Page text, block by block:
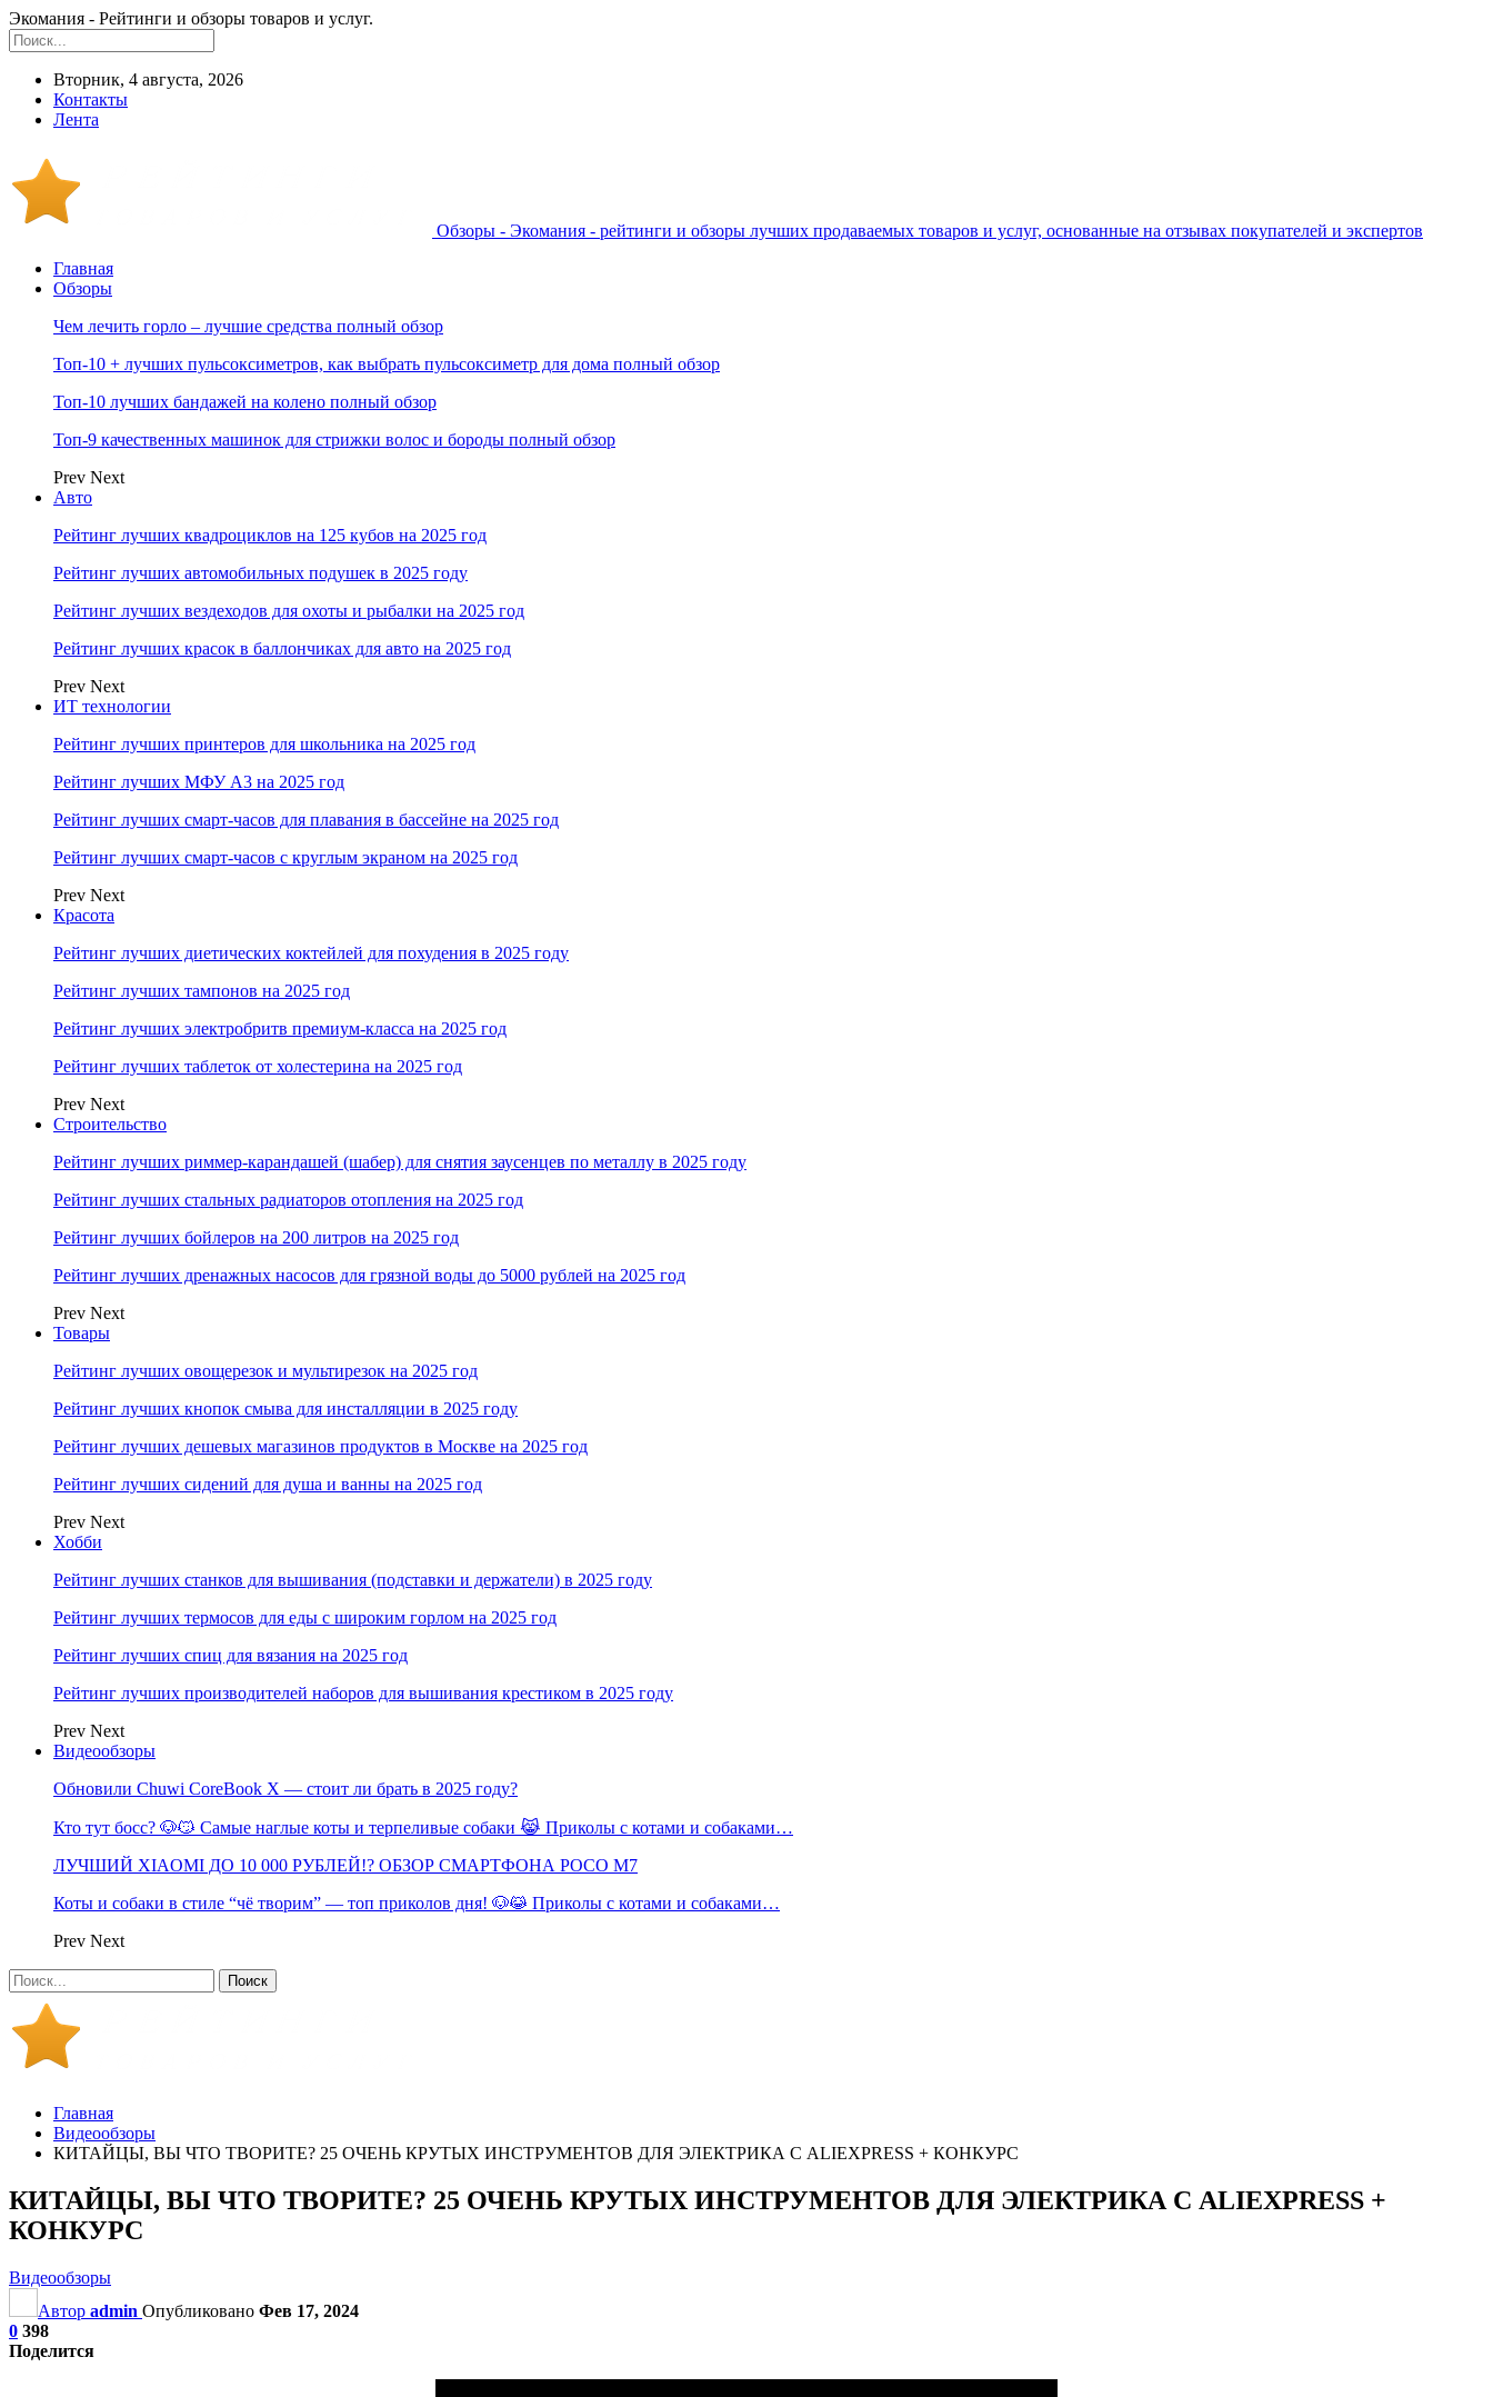
Экомания - Рейтинги и обзоры товаров и услуг.
Вторник, 4 августа, 2026
Контакты
Лента
Обзоры - Экомания - рейтинги и обзоры лучших продаваемых товаров и услуг, основанные на отзывах покупателей и экспертов
Главная
Обзоры
Чем лечить горло – лучшие средства полный обзор
Топ-10 + лучших пульсоксиметров, как выбрать пульсоксиметр для дома полный обзор
Топ-10 лучших бандажей на колено полный обзор
Топ-9 качественных машинок для стрижки волос и бороды полный обзор
Prev Next
Авто
Рейтинг лучших квадроциклов на 125 кубов на 2025 год
Рейтинг лучших автомобильных подушек в 2025 году
Рейтинг лучших вездеходов для охоты и рыбалки на 2025 год
Рейтинг лучших красок в баллончиках для авто на 2025 год
Prev Next
ИТ технологии
Рейтинг лучших принтеров для школьника на 2025 год
Рейтинг лучших МФУ А3 на 2025 год
Рейтинг лучших смарт-часов для плавания в бассейне на 2025 год
Рейтинг лучших смарт-часов с круглым экраном на 2025 год
Prev Next
Красота
Рейтинг лучших диетических коктейлей для похудения в 2025 году
Рейтинг лучших тампонов на 2025 год
Рейтинг лучших электробритв премиум-класса на 2025 год
Рейтинг лучших таблеток от холестерина на 2025 год
Prev Next
Строительство
Рейтинг лучших риммер-карандашей (шабер) для снятия заусенцев по металлу в 2025 году
Рейтинг лучших стальных радиаторов отопления на 2025 год
Рейтинг лучших бойлеров на 200 литров на 2025 год
Рейтинг лучших дренажных насосов для грязной воды до 5000 рублей на 2025 год
Prev Next
Товары
Рейтинг лучших овощерезок и мультирезок на 2025 год
Рейтинг лучших кнопок смыва для инсталляции в 2025 году
Рейтинг лучших дешевых магазинов продуктов в Москве на 2025 год
Рейтинг лучших сидений для душа и ванны на 2025 год
Prev Next
Хобби
Рейтинг лучших станков для вышивания (подставки и держатели) в 2025 году
Рейтинг лучших термосов для еды с широким горлом на 2025 год
Рейтинг лучших спиц для вязания на 2025 год
Рейтинг лучших производителей наборов для вышивания крестиком в 2025 году
Prev Next
Видеообзоры
Обновили Chuwi CoreBook X — стоит ли брать в 2025 году?
Кто тут босс? 🐶😼 Самые наглые коты и терпеливые собаки 😹 Приколы с котами и собаками…
ЛУЧШИЙ XIAOMI ДО 10 000 РУБЛЕЙ!? ОБЗОР СМАРТФОНА POCO M7
Коты и собаки в стиле “чё творим” — топ приколов дня! 🐶😹 Приколы с котами и собаками…
Prev Next
Главная
Видеообзоры
КИТАЙЦЫ, ВЫ ЧТО ТВОРИТЕ? 25 ОЧЕНЬ КРУТЫХ ИНСТРУМЕНТОВ ДЛЯ ЭЛЕКТРИКА С ALIEXPRESS + КОНКУРС
КИТАЙЦЫ, ВЫ ЧТО ТВОРИТЕ? 25 ОЧЕНЬ КРУТЫХ ИНСТРУМЕНТОВ ДЛЯ ЭЛЕКТРИКА С ALIEXPRESS +
КОНКУРС
Видеообзоры
Автор admin Опубликовано Фев 17, 2024
0 398
Поделится